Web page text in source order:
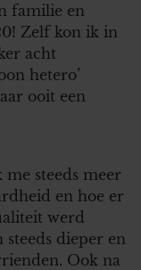
familie en
Zelf kon ik in
acht
hetero’
ooit een
steeds meer
en hoe er
werd
steeds dieper en
Ook na